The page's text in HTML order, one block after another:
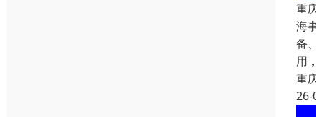
重
海
备
用
重
26-